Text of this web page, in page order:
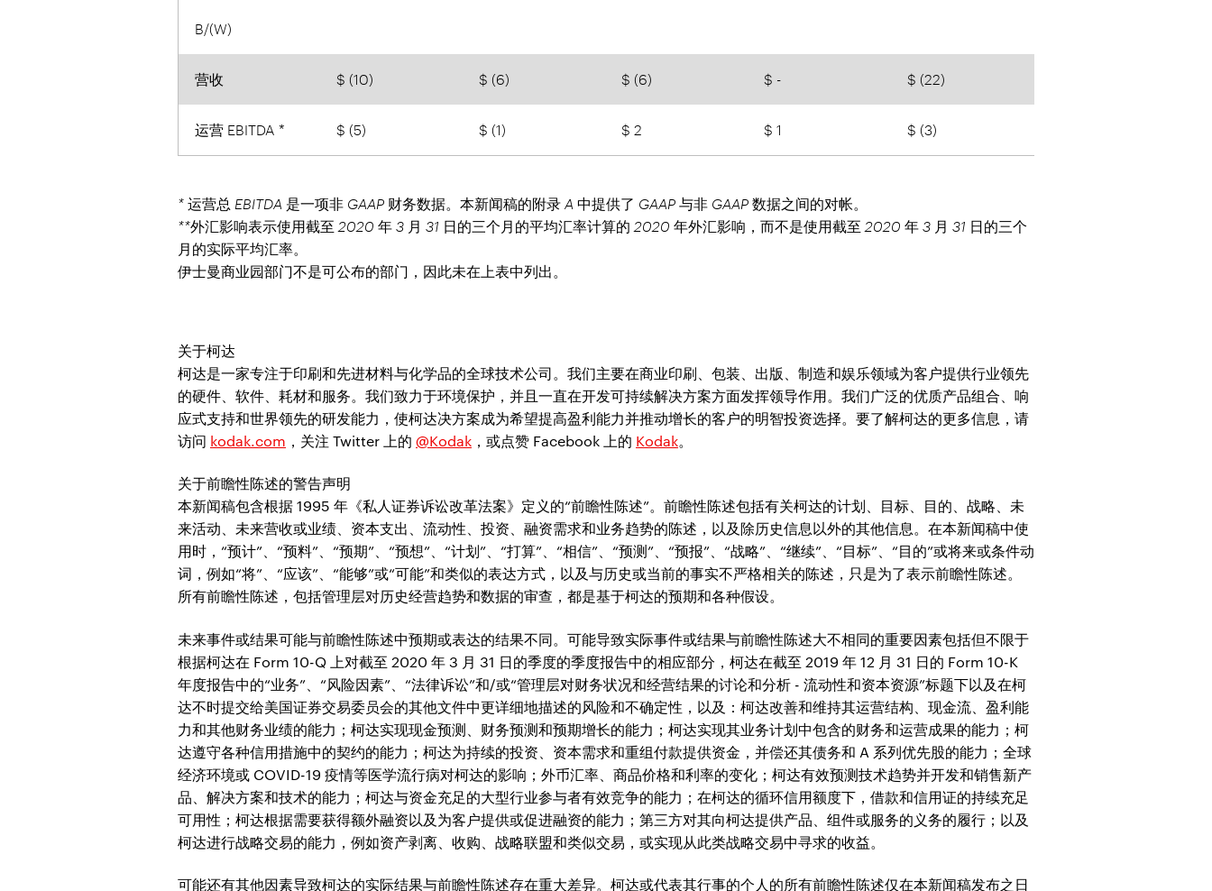
B/(W)
营收 $ (10) $ (6) $ (6) $ - $ (22)
运营 EBITDA * $ (5) $ (1) $ 2 $ 1 $ (3)
* 运营总 EBITDA 是一项非 GAAP 财务数据。本新闻稿的附录 A 中提供了 GAAP 与非 GAAP 数据之间的对帐。
**外汇影响表示使用截至 2020 年 3 月 31 日的三个月的平均汇率计算的 2020 年外汇影响，而不是使用截至 2020 年 3 月 31 日的三个
月的实际平均汇率。
伊士曼商业园部门不是可公布的部门，因此未在上表中列出。
关于柯达
柯达是一家专注于印刷和先进材料与化学品的全球技术公司。我们主要在商业印刷、包装、出版、制造和娱乐领域为客户提供行业领先
的硬件、软件、耗材和服务。我们致力于环境保护，并且一直在开发可持续解决方案方面发挥领导作用。我们广泛的优质产品组合、响
应式支持和世界领先的研发能力，使柯达决方案成为希望提高盈利能力并推动增长的客户的明智投资选择。要了解柯达的更多信息，请
访问 kodak.com ，关注 Twitter 上的 @Kodak ，或点赞 Facebook 上的 Kodak。
关于前瞻性陈述的警告声明
本新闻稿包含根据 1995 年《私人证券诉讼改革法案》定义的“前瞻性陈述”。前瞻性陈述包括有关柯达的计划、目标、目的、战略、未
来活动、未来营收或业绩、资本支出、流动性、投资、融资需求和业务趋势的陈述，以及除历史信息以外的其他信息。在本新闻稿中使
用时，“预计”、“预料”、“预期”、“预想”、“计划”、“打算”、“相信”、“预测”、“预报”、“战略”、“继续”、“目标”、“目的”或将来或条件动
词，例如“将”、“应该”、“能够”或“可能”和类似的表达方式，以及与历史或当前的事实不严格相关的陈述，只是为了表示前瞻性陈述。
所有前瞻性陈述，包括管理层对历史经营趋势和数据的审查，都是基于柯达的预期和各种假设。
未来事件或结果可能与前瞻性陈述中预期或表达的结果不同。可能导致实际事件或结果与前瞻性陈述大不相同的重要因素包括但不限于
根据柯达在 Form 10-Q 上对截至 2020 年 3 月 31 日的季度的季度报告中的相应部分，柯达在截至 2019 年 12 月 31 日的 Form 10-K
年度报告中的“业务”、“风险因素”、“法律诉讼”和/或“管理层对财务状况和经营结果的讨论和分析 - 流动性和资本资源”标题下以及在柯
达不时提交给美国证券交易委员会的其他文件中更详细地描述的风险和不确定性，以及：柯达改善和维持其运营结构、现金流、盈利能
力和其他财务业绩的能力；柯达实现现金预测、财务预测和预期增长的能力；柯达实现其业务计划中包含的财务和运营成果的能力；柯
达遵守各种信用措施中的契约的能力；柯达为持续的投资、资本需求和重组付款提供资金，并偿还其债务和 A 系列优先股的能力；全球
经济环境或 COVID-19 疫情等医学流行病对柯达的影响；外币汇率、商品价格和利率的变化；柯达有效预测技术趋势并开发和销售新产
品、解决方案和技术的能力；柯达与资金充足的大型行业参与者有效竞争的能力；在柯达的循环信用额度下，借款和信用证的持续充足
可用性；柯达根据需要获得额外融资以及为客户提供或促进融资的能力；第三方对其向柯达提供产品、组件或服务的义务的履行；以及
柯达进行战略交易的能力，例如资产剥离、收购、战略联盟和类似交易，或实现从此类战略交易中寻求的收益。
可能还有其他因素导致柯达的实际结果与前瞻性陈述存在重大差异。柯达或代表其行事的个人的所有前瞻性陈述仅在本新闻稿发布之日